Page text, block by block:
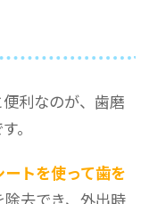
利なのが、歯磨
。
トを使って歯を
去でき、外出時